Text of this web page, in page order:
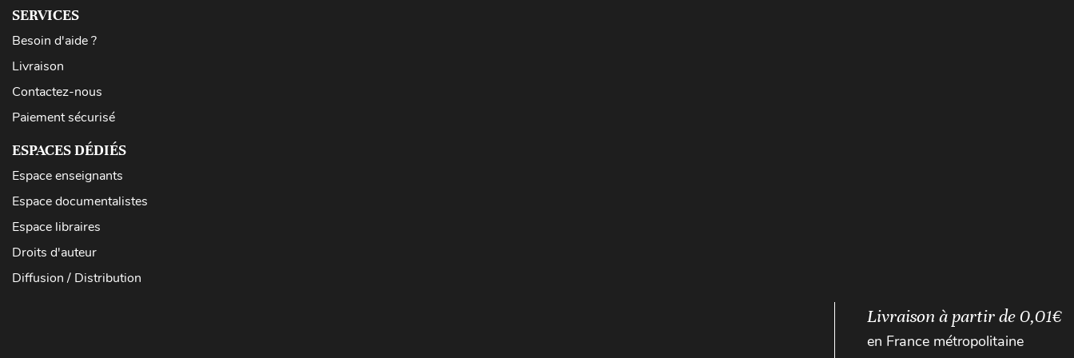
SERVICES
Besoin d'aide ?
Livraison
Contactez-nous
Paiement sécurisé
ESPACES DÉDIÉS
Espace enseignants
Espace documentalistes
Espace libraires
Droits d'auteur
Diffusion / Distribution
Livraison à partir de 0,01€
en France métropolitaine